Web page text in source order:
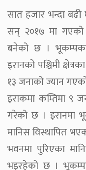
सात हजार भन्दा
सन् २०१७ मा गएको
बनेको छ ।
इरानको पश्चिमी
१३ जनाको ज्यान
इराकमा कम्तिमा ९
गरेको छ । इरानमा
मानिस विस्थापित
भवनमा पुरिएका
भइरहेको छ ।